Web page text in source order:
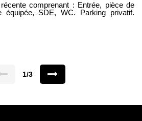
comprenant : Entrée, pièce de
équipée, SDE, WC. Parking privatif.
1/3